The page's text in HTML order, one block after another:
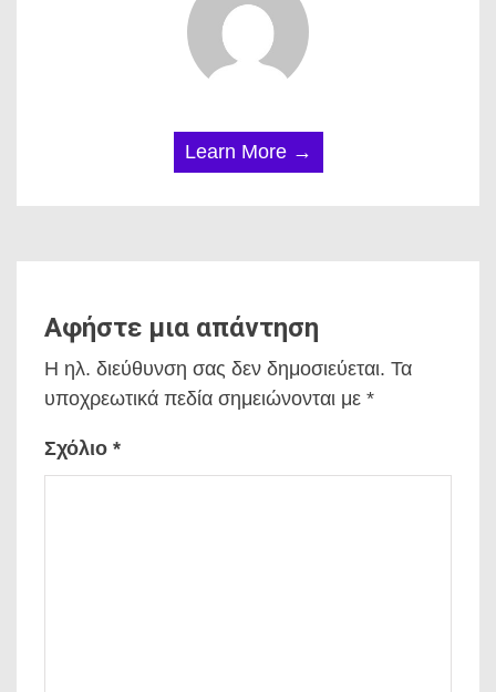
Learn More →
Αφήστε μια απάντηση
Η ηλ. διεύθυνση σας δεν δημοσιεύεται. Τα
υποχρεωτικά πεδία σημειώνονται με *
Σχόλιο *